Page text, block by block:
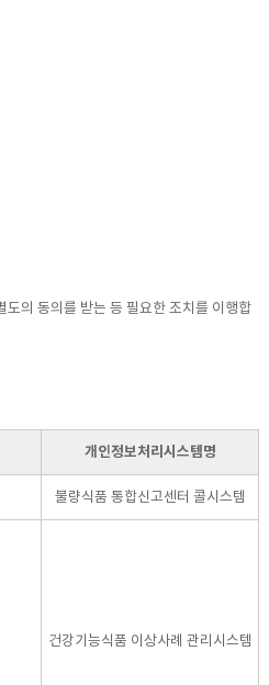
의 동의를 받는 등 필요한 조치를 이행합
개인정보처리시스템명
불량식품 통합신고센터 콜시스템
건강기능식품 이상사례 관리시스템